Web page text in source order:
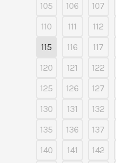
105
106 107
110
111 112
115
116 117
120
121 122
125
126 127
130
131 132
135
136 137
140
141 142